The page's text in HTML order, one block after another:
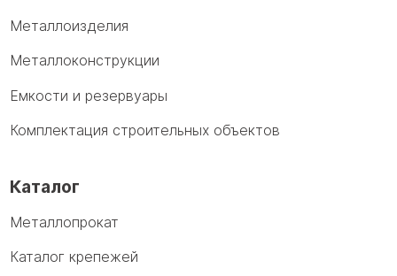
Металлоизделия
Металлоконструкции
Емкости и резервуары
Комплектация строительных объектов
Каталог
Металлопрокат
Каталог крепежей